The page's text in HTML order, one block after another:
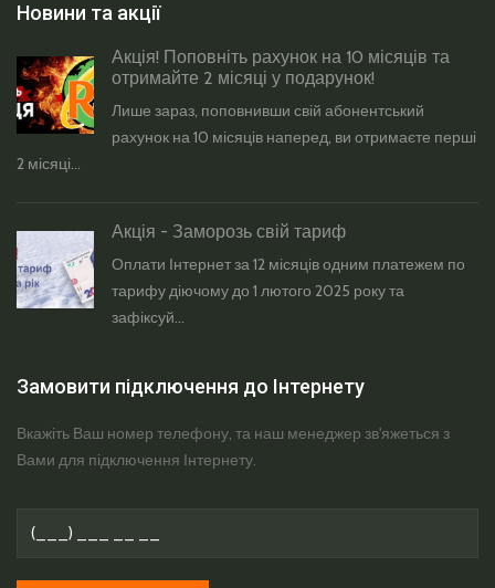
Новини та акції
Акція! Поповніть рахунок на 10 місяців та
отримайте 2 місяці у подарунок!
Лише зараз, поповнивши свій абонентський
рахунок на 10 місяців наперед, ви отримаєте перші
2 місяці...
Акція - Заморозь свій тариф
Оплати Інтернет за 12 місяців одним платежем по
тарифу діючому до 1 лютого 2025 року та
зафіксуй...
Замовити підключення до Інтернету
Вкажіть Ваш номер телефону, та наш менеджер зв'яжеться з
Вами для підключення Інтернету.